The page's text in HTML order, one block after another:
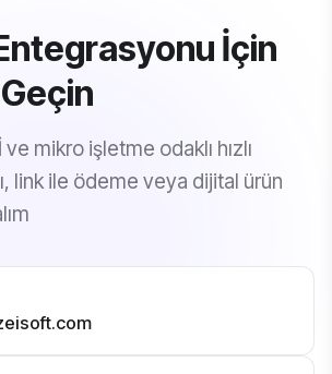
İçin
mikro işletme odaklı hızlı
link ile ödeme veya dijital ürün